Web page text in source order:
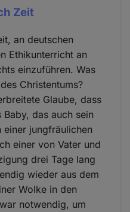
Zeit
an deutschen
Ethikunterricht an
einzuführen. Was
Christentums?
Glaube, dass
das auch sein
einer jungfräulichen
einer von Vater und
drei Tage lang
wieder aus dem
Wolke in den
notwendig, um